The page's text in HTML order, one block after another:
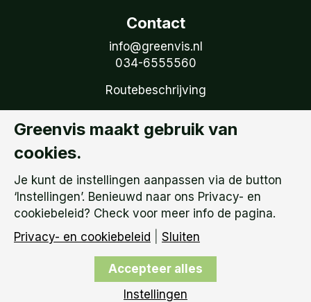
Contact
info@greenvis.nl
034-6555560
Routebeschrijving
Volg Greenvis
Ontvang onze tweemaandelijkse nieuwsbrief
Privacy- en cookiebeleid
Privacy instellingen
Copyright © 2026Greenvis | KVK: 51738759 –
BTW Nummer: NL 850.149.095.B01 |
Voorwaarden
Greenvis maakt gebruik van
cookies.
Je kunt de instellingen aanpassen via de button
‘Instellingen’. Benieuwd naar ons Privacy- en
cookiebeleid? Check voor meer info de pagina.
Privacy- en cookiebeleid
Sluiten
Accepteer alles
Instellingen